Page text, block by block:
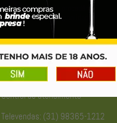
Atendimento
Central de atendimento
Televendas: (31) 98365-1212